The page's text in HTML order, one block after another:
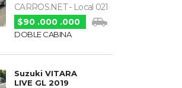
CARROS.NET - Local 021
$90 .000 .000
DOBLE CABINA
Suzuki VITARA
LIVE GL 2019